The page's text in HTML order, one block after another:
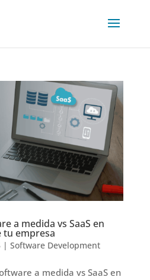
a medida vs SaaS en
tu empresa
| Software Development
a medida vs SaaS en